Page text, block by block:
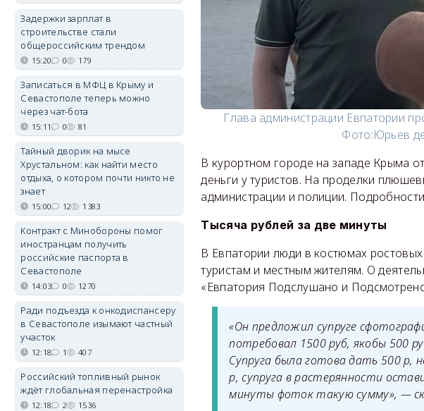
Глава администрации Евпатории
Фото:Юрьев
В курортном городе на западе Крыма
деньги у туристов. На проделки
администрации и полиции.
Тысяча рублей за две минуты
В Евпатории люди в костюмах
туристам и местным жителям. О
«Евпатория Подслушано и
«Он предложил супруге
потребовал 1500 руб, якобы 500
Супруга была готова дать 500 р,
р, супруга в растерянности
минуты фоток такую сумму», —
Задержки зарплат в
строительстве стали
общероссийским трендом
15:20 0 179
Записаться в МФЦ в Крыму и
Севастополе теперь можно
через чат-бота
15:11 0 81
Тайный дворик на мысе
Хрустальном: как найти место
отдыха, о котором почти никто не
знает
15:00 12 1383
Контракт с Минобороны помог
иностранцам получить
российские паспорта в
Севастополе
14:03 0 1270
Ради подъезда к онкодиспансеру
в Севастополе изымают частный
участок
12:18 1 407
Российский топливный рынок
ждёт глобальная перенастройка
12:18 2 1536